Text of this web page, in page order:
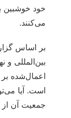
خود خوشبین
می‌کنند.
بر اساس
بین‌المللی و
اعمال‌شده بر
است. آیا
جمعیت آن از